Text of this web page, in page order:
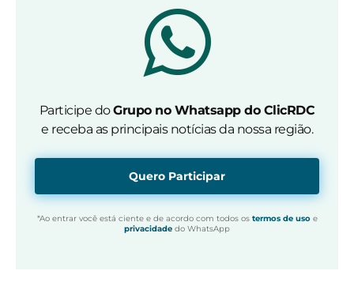
Participe doGrupo no Whatsapp do ClicRDC
e receba as principais notícias da nossa região.
Quero Participar
*Ao entrar você está ciente e de acordo com todos os termos de usoe
privacidade do WhatsApp